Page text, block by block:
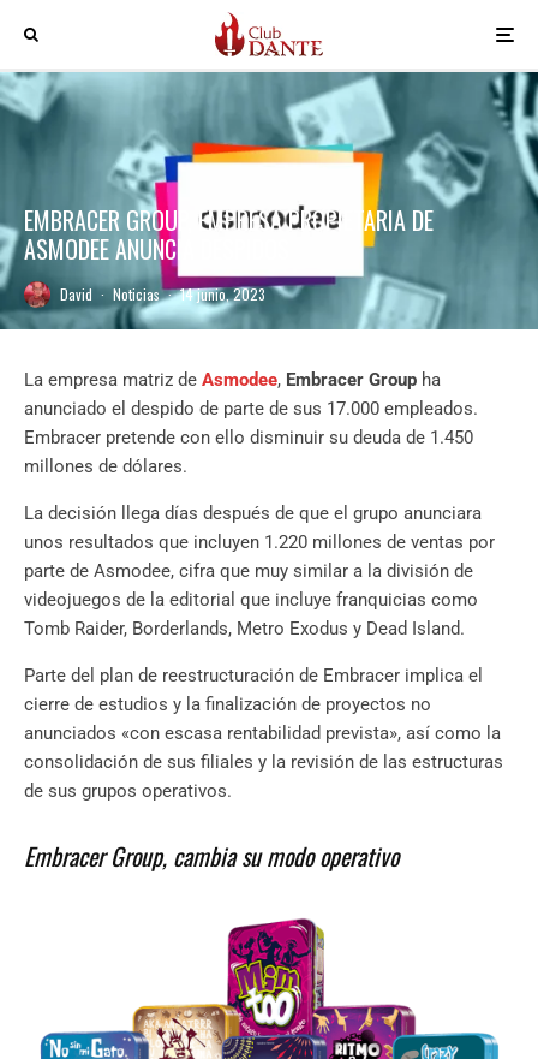
EMBRACER GROUP, EMPRESA PROPIETARIA DE
ASMODEE ANUNCIA DESPIDOS
David · Noticias · 14 junio, 2023
La empresa matriz de Asmodee, Embracer Group ha
anunciado el despido de parte de sus 17.000 empleados.
Embracer pretende con ello disminuir su deuda de 1.450
millones de dólares.
La decisión llega días después de que el grupo anunciara
unos resultados que incluyen 1.220 millones de ventas por
parte de Asmodee, cifra que muy similar a la división de
videojuegos de la editorial que incluye franquicias como
Tomb Raider, Borderlands, Metro Exodus y Dead Island.
Parte del plan de reestructuración de Embracer implica el
cierre de estudios y la finalización de proyectos no
anunciados «con escasa rentabilidad prevista», así como la
consolidación de sus filiales y la revisión de las estructuras
de sus grupos operativos.
Embracer Group, cambia su modo operativo